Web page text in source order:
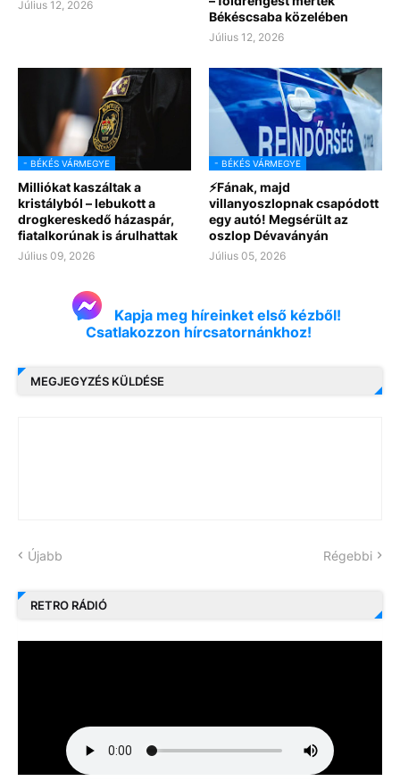
Július 12, 2026
Békéscsaba közelében
Július 12, 2026
- BÉKÉS VÁRMEGYE
Milliókat kaszáltak a
kristályból – lebukott a
drogkereskedő házaspár,
fiatalkorúnak is árulhattak
Július 09, 2026
- BÉKÉS VÁRMEGYE
⚡Fának, majd
villanyoszlopnak csapódott
egy autó! Megsérült az
oszlop Dévaványán
Július 05, 2026
Kapja meg híreinket első kézből!
Csatlakozzon hírcsatornánkhoz!
MEGJEGYZÉS KÜLDÉSE
Újabb Régebbi
RETRO RÁDIÓ